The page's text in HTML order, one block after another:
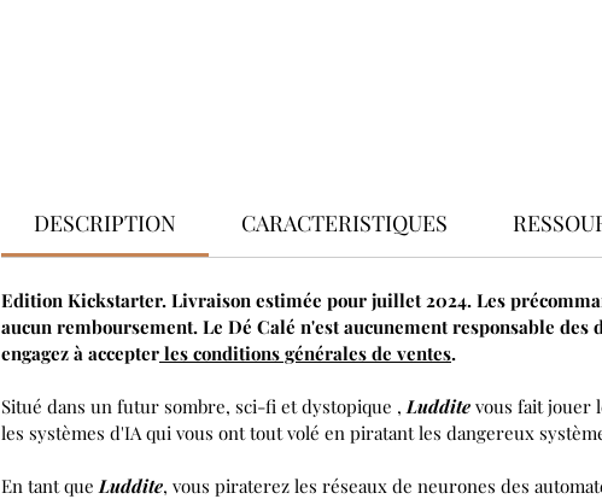
DESCRIPTION CARACTERISTIQUES
Edition Kickstarter. Livraison estimée pour juillet 2024. Les
aucun remboursement. Le Dé Calé n'est aucunement responsable
engagez à accepter les conditions générales de ventes.
Situé dans un futur sombre, sci-fi et dystopique ,Luddite vous fait jouer
les systèmes d'IA qui vous ont tout volé en piratant les dangereux
En tant queLuddite, vous piraterez les réseaux de neurones des